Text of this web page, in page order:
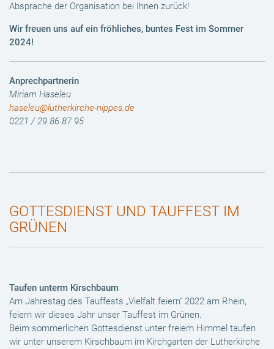
Absprache der Organisation bei Ihnen zurück!
Wir freuen uns auf ein fröhliches, buntes Fest im Sommer
2024!
Anprechpartnerin
Miriam Haseleu
haseleu@lutherkirche-nippes.de
0221 / 29 86 87 95
GOTTESDIENST UND TAUFFEST IM
GRÜNEN
Taufen unterm Kirschbaum
Am Jahrestag des Tauffests „Vielfalt feiern“ 2022 am Rhein,
feiern wir dieses Jahr unser Tauffest im Grünen.
Beim sommerlichen Gottesdienst unter freiem Himmel taufen
wir unter unserem Kirschbaum im Kirchgarten der Lutherkirche